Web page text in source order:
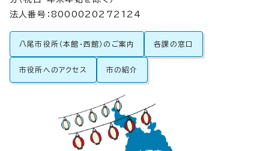
法人番号：8000020272124
八尾市役所（本館・西館）のご案内 各課の窓口
市役所へのアクセス 市の紹介